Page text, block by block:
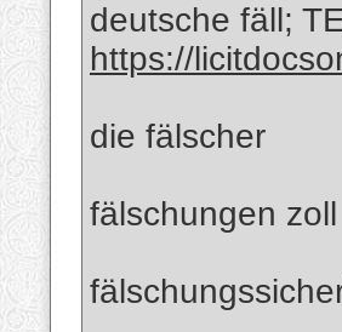
deutsche fäll;
https://
die fälscher
fälschungen zoll